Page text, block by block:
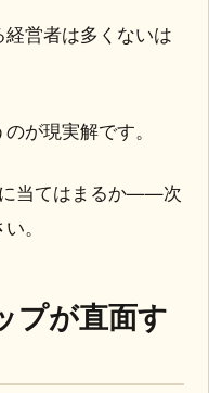
営者は多くないは
が現実解です。
当てはまるか——次
。
プが直面す